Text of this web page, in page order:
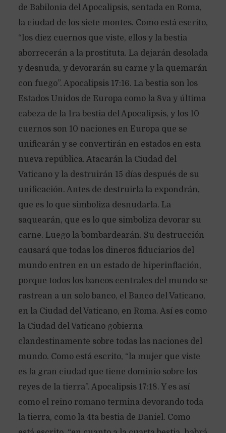
de Babilonia del Apocalipsis, sentada en Roma,
la ciudad de los siete montes. Como está escrito,
“los diez cuernos que viste, ellos y la bestia
aborrecerán a la prostituta. La dejarán desolada
y desnuda, y devorarán su carne y la quemarán
con fuego”. Apocalipsis 17:16. La bestia son los
Estados Unidos de Europa como la 8va y última
cabeza de la 1ra bestia del Apocalipsis, y los 10
cuernos son 10 naciones en Europa que se
unificarán y se convertirán en estados en esta
nueva república. Atacarán la Ciudad del
Vaticano y la destruirán 15 días después de su
unificación. Antes de destruirla la expondrán,
que es lo que simboliza desnudarla. La
saquearán, que es lo que simboliza devorar su
carne. Luego la bombardearán. Su destrucción
causará que todas los dineros fiduciarios del
mundo entren en un estado de hiperinflación,
porque todos los bancos centrales del mundo se
rastrean a un solo banco, el Banco del Vaticano,
en la Ciudad del Vaticano, en Roma. Así es como
la Ciudad del Vaticano gobierna
clandestinamente sobre todas las naciones del
mundo. Como está escrito, “la mujer que viste
es la gran ciudad que tiene dominio sobre los
reyes de la tierra”. Apocalipsis 17:18. Y es así
como el reino romano termina devorando toda
la tierra, como la 4ta bestia de Daniel. Como